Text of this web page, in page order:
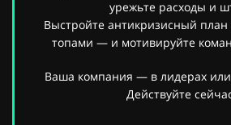
урежьте расходы и
Выстройте антикризисный
топами — и мотивируйте
Ваша компания — в лидерах или
Действуйте